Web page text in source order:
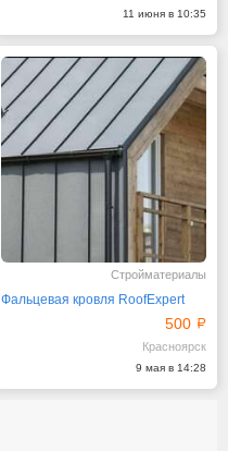
11 июня в 10:35
Стройматериалы
Фальцевая кровля RoofExpert
500
Красноярск
9 мая в 14:28